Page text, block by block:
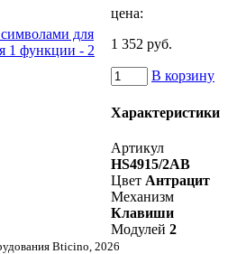
цена:
1 352 руб.
В корзину
Характеристики
Артикул
HS4915/2AB
Цвет Антрацит
Механизм
Клавиши
Модулей 2
Bticino, 2026